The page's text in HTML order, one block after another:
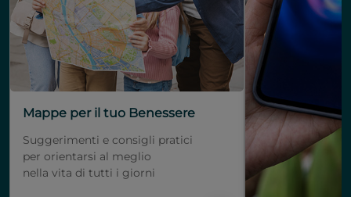
Mappe per il tuo Benessere
Suggerimenti e consigli pratici
per orientarsi al meglio
nella vita di tutti i giorni